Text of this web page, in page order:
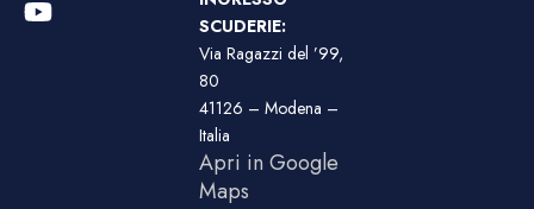
SCUDERIE:
Via Ragazzi del ’99,
80
41126 – Modena –
Italia
Apri in Google
Maps